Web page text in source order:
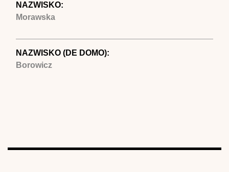
NAZWISKO:
Morawska
NAZWISKO (DE DOMO):
Borowicz